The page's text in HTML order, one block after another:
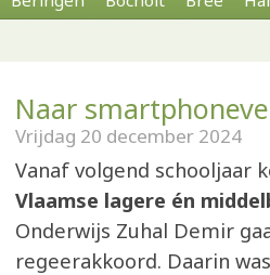
Naar
Vrijdag 20 december 2024
Vanaf volgend schooljaar
Vlaamse lagere én
Onderwijs Zuhal Demir
regeerakkoord. Daarin